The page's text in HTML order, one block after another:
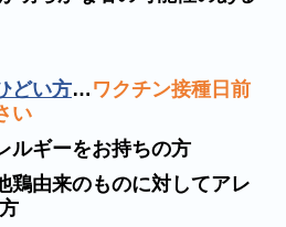
どい方… ワクチン接種日前
い
ルギーをお持ちの方
鶏由来のものに対してアレ